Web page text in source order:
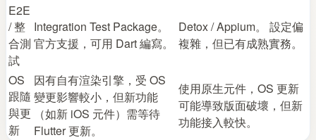
E2E
/ 整
合測
試
Integration Test Package。
官方支援，可用 Dart 編寫。
Detox / Appium。 設定偏
複雜，但已有成熟實務。
OS
跟隨
與更
新
因有自有渲染引擎，受 OS
變更影響較小，但新功能
（如新 iOS 元件）需等待
Flutter 更新。
使用原生元件，OS 更新
可能導致版面破壞，但新
功能接入較快。